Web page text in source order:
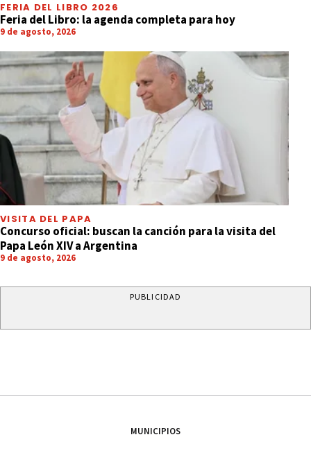
FERIA DEL LIBRO 2026
Feria del Libro: la agenda completa para hoy
9 de agosto, 2026
VISITA DEL PAPA
Concurso oficial: buscan la canción para la visita del
Papa León XIV a Argentina
9 de agosto, 2026
PUBLICIDAD
MUNICIPIOS